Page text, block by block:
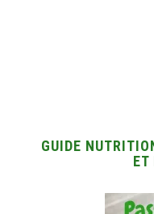
GUIDE
ET